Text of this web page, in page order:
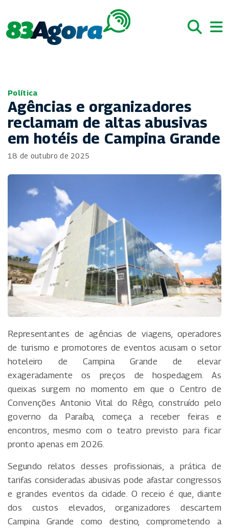
Política
Agências e organizadores
reclamam de altas abusivas
em hotéis de Campina Grande
18 de outubro de 2025
Representantes de agências de viagens, operadores
de turismo e promotores de eventos acusam o setor
hoteleiro de Campina Grande de elevar
exageradamente os preços de hospedagem. As
queixas surgem no momento em que o Centro de
Convenções Antonio Vital do Rêgo, construído pelo
governo da Paraíba, começa a receber feiras e
encontros, mesmo com o teatro previsto para ficar
pronto apenas em 2026.
Segundo relatos desses profissionais, a prática de
tarifas consideradas abusivas pode afastar congressos
e grandes eventos da cidade. O receio é que, diante
dos custos elevados, organizadores descartem
Campina Grande como destino, comprometendo a